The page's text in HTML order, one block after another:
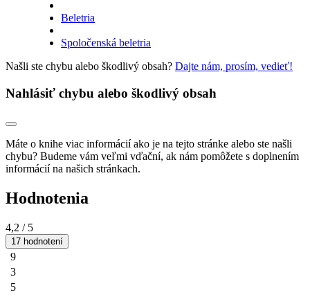
Beletria
Spoločenská beletria
Našli ste chybu alebo škodlivý obsah? Dajte nám, prosím, vedieť!
Nahlásiť chybu alebo škodlivý obsah
Máte o knihe viac informácií ako je na tejto stránke alebo ste našli
chybu? Budeme vám veľmi vďační, ak nám pomôžete s doplnením
informácií na našich stránkach.
Hodnotenia
4,2 / 5
17 hodnotení
9
3
5